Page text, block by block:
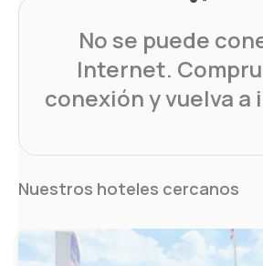
No se puede
Internet.
conexión y vuelva
Nuestros hoteles cercanos